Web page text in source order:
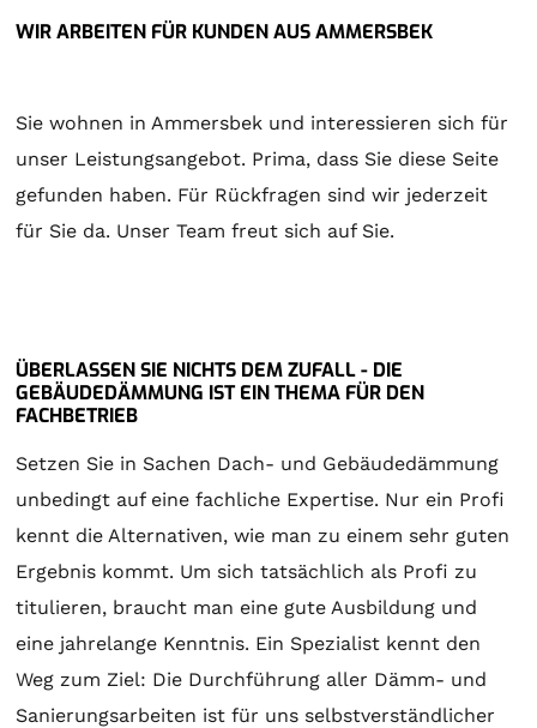
WIR ARBEITEN FÜR KUNDEN AUS AMMERSBEK
Sie wohnen in Ammersbek und interessieren sich für
unser Leistungsangebot. Prima, dass Sie diese Seite
gefunden haben. Für Rückfragen sind wir jederzeit
für Sie da. Unser Team freut sich auf Sie.
ÜBERLASSEN SIE NICHTS DEM ZUFALL - DIE
GEBÄUDEDÄMMUNG IST EIN THEMA FÜR DEN
FACHBETRIEB
Setzen Sie in Sachen Dach- und Gebäudedämmung
unbedingt auf eine fachliche Expertise. Nur ein Profi
kennt die Alternativen, wie man zu einem sehr guten
Ergebnis kommt. Um sich tatsächlich als Profi zu
titulieren, braucht man eine gute Ausbildung und
eine jahrelange Kenntnis. Ein Spezialist kennt den
Weg zum Ziel: Die Durchführung aller Dämm- und
Sanierungsarbeiten ist für uns selbstverständlicher